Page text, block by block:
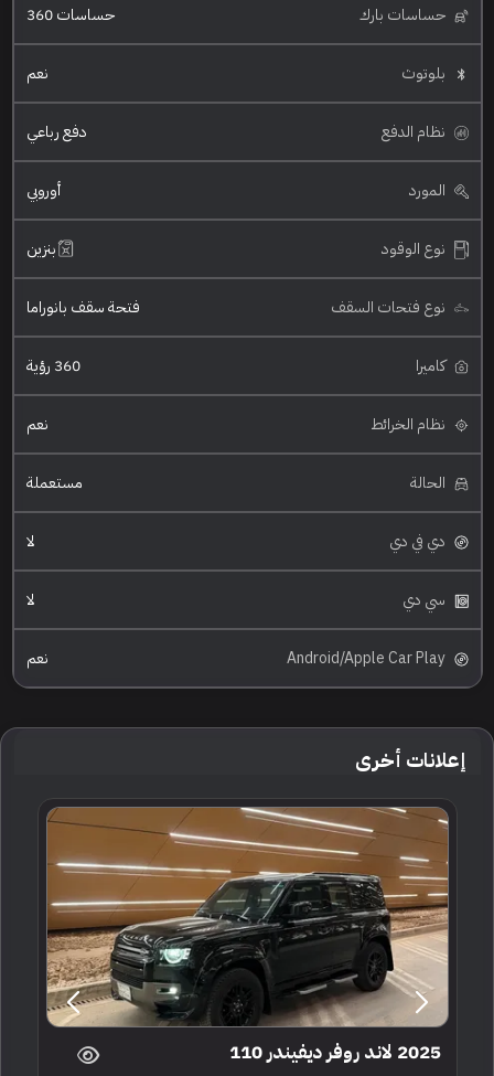
حساسات بارك حساسات 360
بلوتوث نعم
نظام الدفع دفع رباعي
المورد أوروبي
نوع الوقود بنزين
نوع فتحات السقف فتحة سقف بانوراما
كاميرا 360 رؤية
نظام الخرائط نعم
الحالة مستعملة
دي في دي لا
سي دي لا
Android/Apple Car Play نعم
إعلانات أخرى
2025 لاند روفر ديفيندر 110